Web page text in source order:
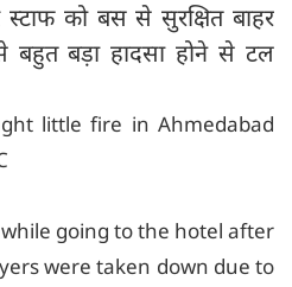
को बस से सुरक्षित बाहर
बहुत बड़ा हादसा होने से टल
little fire in Ahmedabad
going to the hotel after
were taken down due to